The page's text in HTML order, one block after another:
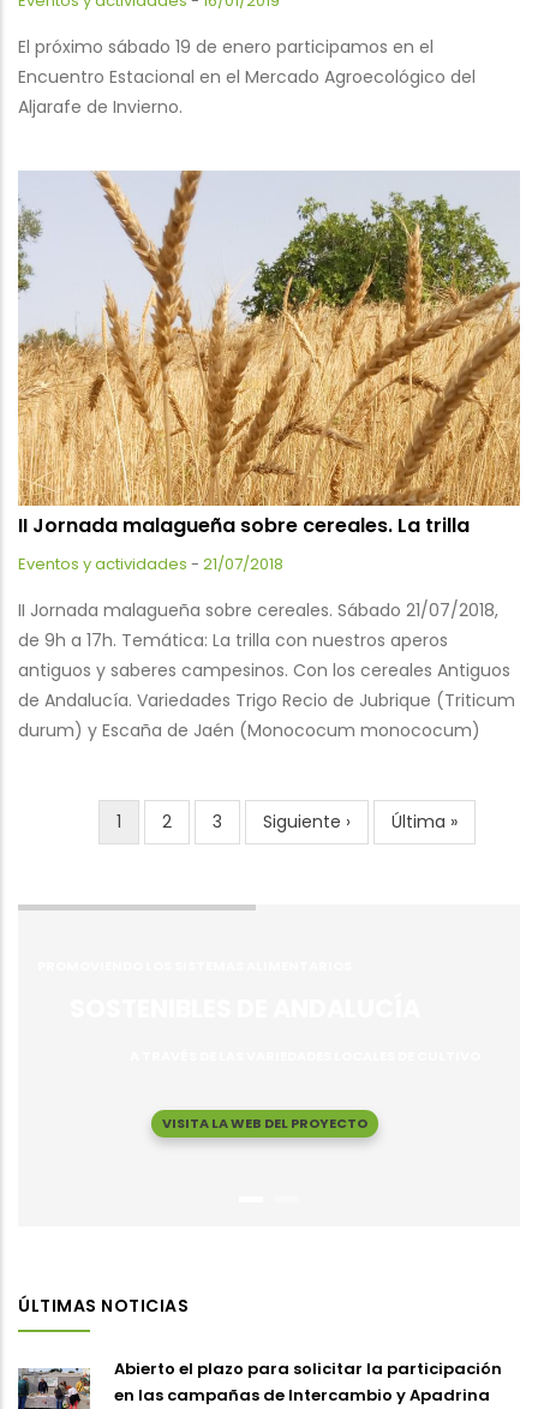
El próximo sábado 19 de enero participamos en el
Encuentro Estacional en el Mercado Agroecológico del
Aljarafe de Invierno.
II Jornada malagueña sobre cereales. La trilla
Eventos y actividades - 21/07/2018
II Jornada malagueña sobre cereales. Sábado 21/07/2018,
de 9h a 17h. Temática: La trilla con nuestros aperos
antiguos y saberes campesinos. Con los cereales Antiguos
de Andalucía. Variedades Trigo Recio de Jubrique (Triticum
durum) y Escaña de Jaén (Monococum monococum)
PaginationCurrent
page
1 Page
2 Page
3
Next
page
Siguiente ›
Last
page
Última »
VISITA LA WEB DEL PROYECTO
ÚLTIMAS NOTICIAS
Abierto el plazo para solicitar la participación
en las campañas de Intercambio y Apadrina